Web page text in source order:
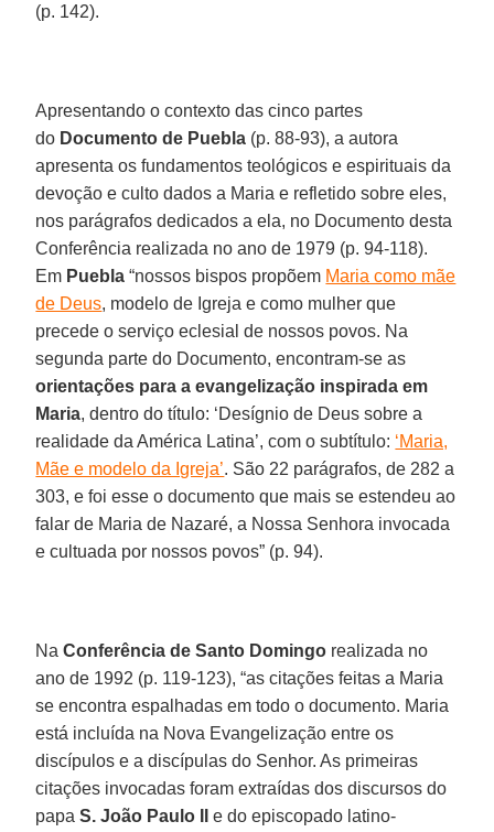
(p. 142).
Apresentando o contexto das cinco partes
do Documento de Puebla (p. 88-93), a autora
apresenta os fundamentos teológicos e espirituais da
devoção e culto dados a Maria e refletido sobre eles,
nos parágrafos dedicados a ela, no Documento desta
Conferência realizada no ano de 1979 (p. 94-118).
Em Puebla“nossos bispos propõem Maria como mãe
de Deus, modelo de Igreja e como mulher que
precede o serviço eclesial de nossos povos. Na
segunda parte do Documento, encontram-se as
orientações para a evangelização inspirada em
Maria, dentro do título: ‘Desígnio de Deus sobre a
realidade da América Latina’, com o subtítulo: ‘Maria,
Mãe e modelo da Igreja’. São 22 parágrafos, de 282 a
303, e foi esse o documento que mais se estendeu ao
falar de Maria de Nazaré, a Nossa Senhora invocada
e cultuada por nossos povos” (p. 94).
NaConferência de Santo Domingo realizada no
ano de 1992 (p. 119-123), “as citações feitas a Maria
se encontra espalhadas em todo o documento. Maria
está incluída na Nova Evangelização entre os
discípulos e a discípulas do Senhor. As primeiras
citações invocadas foram extraídas dos discursos do
papa S. João Paulo II
e do episcopado latino-